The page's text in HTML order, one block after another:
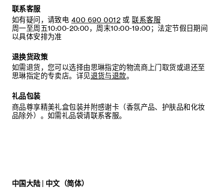
联系客服
如有疑问，请致电 400 690 0012 或 联系客服
周一至周五10:00-20:00，周末10:00-19:00；法定节假日期间
以具体安排为准
退换货政策
如需退货，您可以选择由思琳指定的物流商上门取货或退还至
思琳指定的专卖店。详见退货与退款。
礼品包装
商品尊享精美礼盒包装并附感谢卡（香氛产品、护肤品和化妆
品除外）。如需礼品袋请联系客服。
中国大陆 | 中文（简体）